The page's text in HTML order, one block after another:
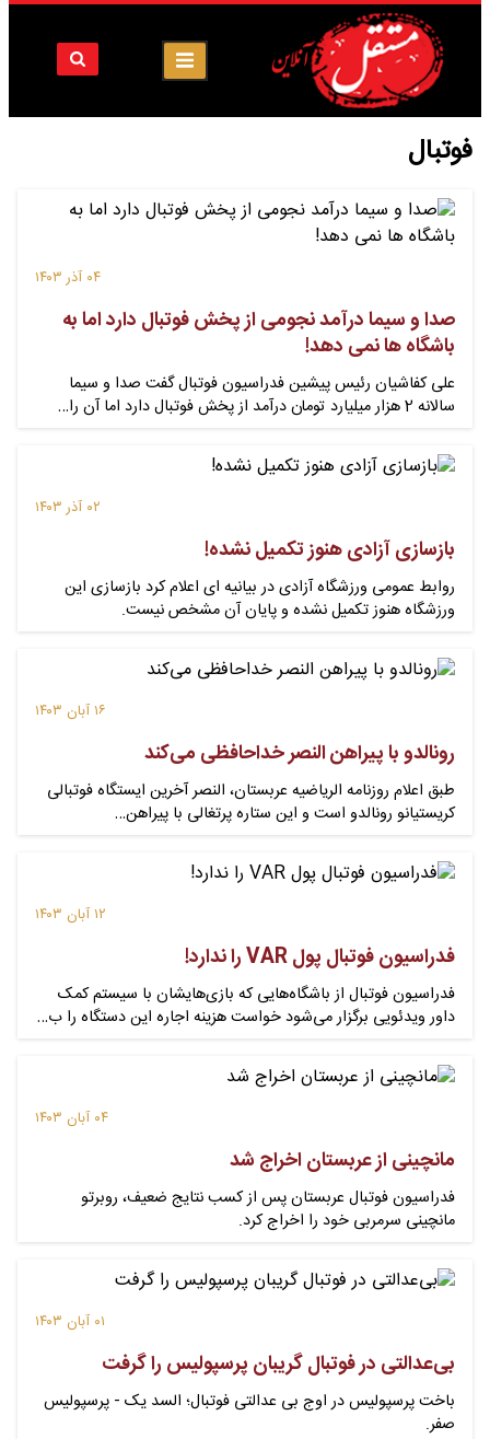
فوتبال
۰۴ آذر ۱۴۰۳
صدا و سیما درآمد نجومی از پخش فوتبال دارد اما به
باشگاه ها نمی دهد!
علی کفاشیان رئیس پیشین فدراسیون فوتبال گفت صدا و سیما
سالانه 2 هزار میلیارد تومان درآمد از پخش فوتبال دارد اما آن را…
۰۲ آذر ۱۴۰۳
بازسازی آزادی هنوز تکمیل نشده!
روابط عمومی ورزشگاه آزادی در بیانیه ای اعلام کرد بازسازی این
ورزشگاه هنوز تکمیل نشده و پایان آن مشخص نیست.
۱۶ آبان ۱۴۰۳
رونالدو با پیراهن النصر خداحافظی می‌کند
طبق اعلام روزنامه الریاضیه عربستان، النصر آخرین ایستگاه فوتبالی
کریستیانو رونالدو است و این ستاره پرتغالی با پیراهن…
۱۲ آبان ۱۴۰۳
فدراسیون فوتبال پول VAR را ندارد!
فدراسیون فوتبال از باشگاه‌هایی که بازی‌هایشان با سیستم کمک
داور ویدئویی برگزار می‌شود خواست هزینه اجاره این دستگاه را ب…
۰۴ آبان ۱۴۰۳
مانچینی از عربستان اخراج شد
فدراسیون فوتبال عربستان پس از کسب نتایج ضعیف، روبرتو
مانچینی سرمربی خود را اخراج کرد.
۰۱ آبان ۱۴۰۳
بی‌عدالتی در فوتبال گریبان پرسپولیس را گرفت
باخت پرسپولیس در اوج بی عدالتی فوتبال؛ السد یک - پرسپولیس
صفر.